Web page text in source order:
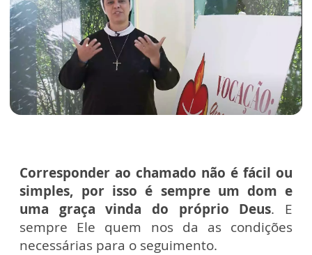
Corresponder ao chamado não é fácil ou
simples, por isso é sempre um dom e
uma graça vinda do próprio Deus. E
sempre Ele quem nos da as condições
necessárias para o seguimento.